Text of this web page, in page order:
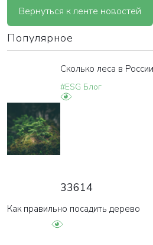
Вернуться к ленте новостей
Популярное
Сколько леса в России
#ESG Блог
33614
Как правильно посадить дерево